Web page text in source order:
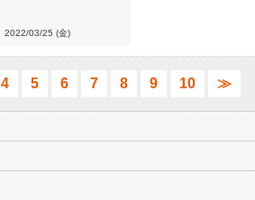
2022/03/25 (金)
4 5 6 7 8 9 10 ≫